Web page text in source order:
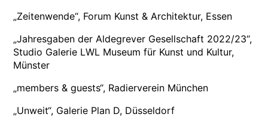
„Zeitenwende“, Forum Kunst & Architektur, Essen
„Jahresgaben der Aldegrever Gesellschaft 2022/23“,
Studio Galerie LWL Museum für Kunst und Kultur,
Münster
„members & guests“, Radierverein München
„Unweit“, Galerie Plan D, Düsseldorf